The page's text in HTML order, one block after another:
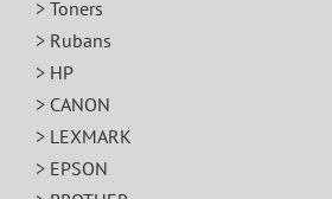
> Toners
> Rubans
> HP
> CANON
> LEXMARK
> EPSON